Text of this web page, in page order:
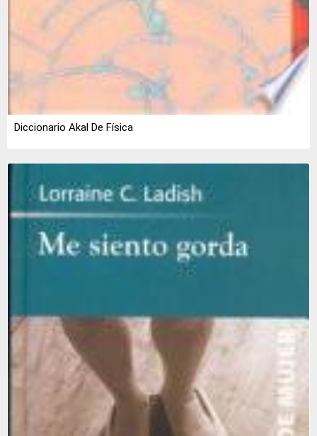
Diccionario Akal De Física